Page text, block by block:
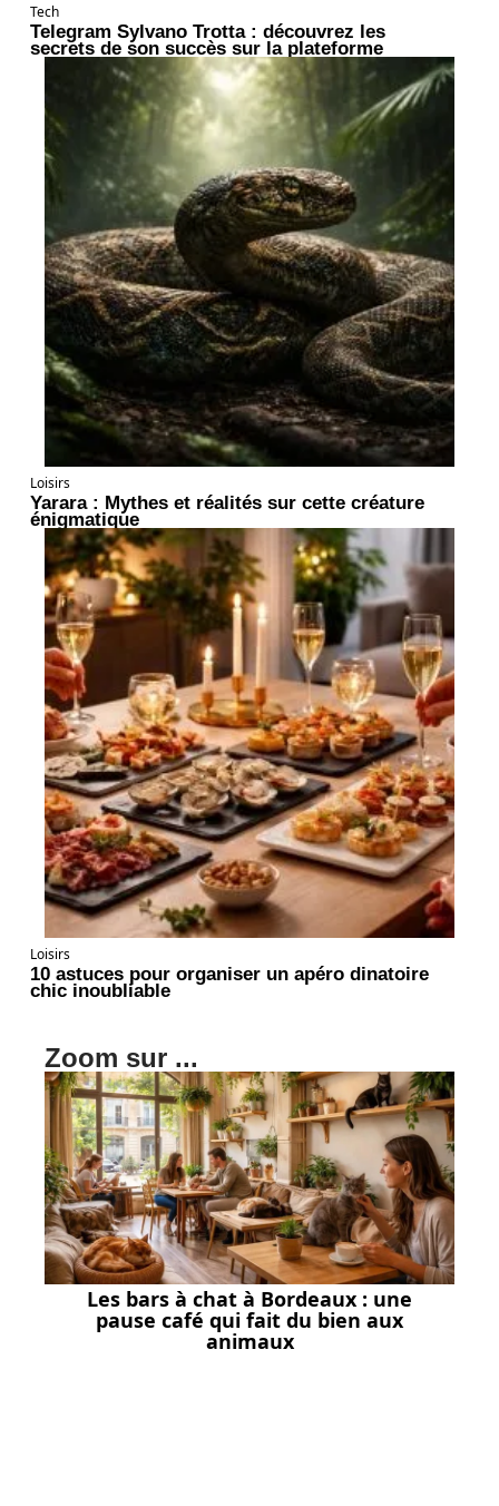
Tech
Telegram Sylvano Trotta : découvrez les
secrets de son succès sur la plateforme
Loisirs
Yarara : Mythes et réalités sur cette créature
énigmatique
Loisirs
10 astuces pour organiser un apéro dinatoire
chic inoubliable
Zoom sur ...
Les bars à chat à Bordeaux : une
pause café qui fait du bien aux
animaux